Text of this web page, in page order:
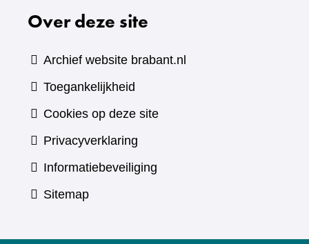
een
website)
Over deze site
Archief website brabant.nl
Toegankelijkheid
Cookies op deze site
Privacyverklaring
Informatiebeveiliging
Sitemap